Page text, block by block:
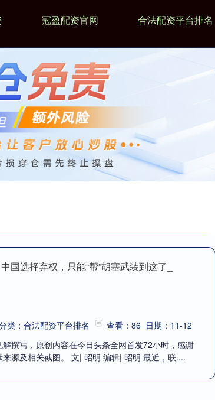
冠盈配资官网 合法配资平台排名
国选择弃权，只能“帮”胡塞武装到这了_
类：合法配资平台排名 查看：86 日期：11-12
撰写，原创内容在今日头条全网首发72小时，感谢
源及相关截图。 文| 昭明 编辑| 昭明 最近，联....